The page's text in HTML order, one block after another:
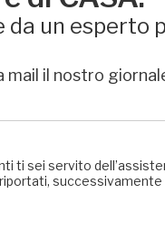
un esperto
il nostro
ti sei servito